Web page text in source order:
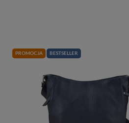
PROMOCJA BESTSELLER